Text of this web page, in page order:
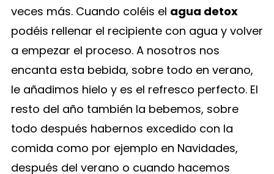
veces más. Cuando coléis el agua detox
podéis rellenar el recipiente con agua y volver
a empezar el proceso. A nosotros nos
encanta esta bebida, sobre todo en verano,
le añadimos hielo y es el refresco perfecto. El
resto del año también la bebemos, sobre
todo después habernos excedido con la
comida como por ejemplo en Navidades,
después del verano o cuando hacemos